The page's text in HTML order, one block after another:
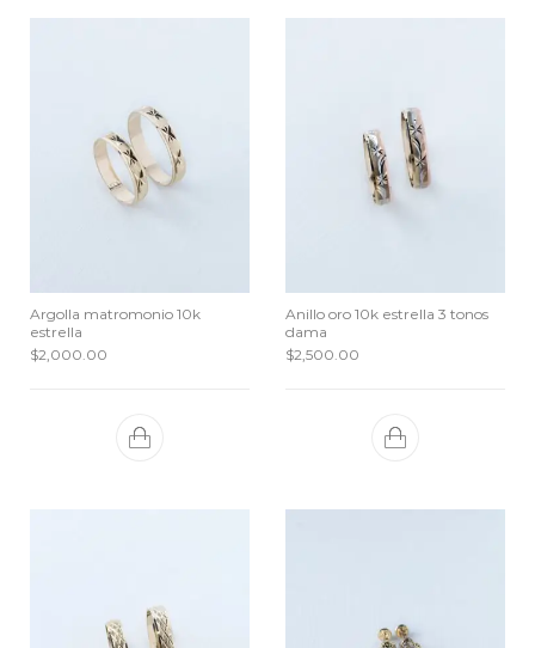
Argolla matromonio 10k
estrella
$2,000.00
Anillo oro 10k estrella 3 tonos
dama
$2,500.00